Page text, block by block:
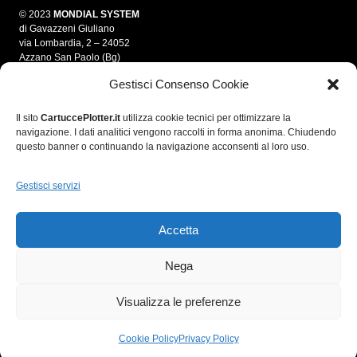
Gestisci Consenso Cookie
Il sito CartuccePlotter.it utilizza cookie tecnici per ottimizzare la
navigazione. I dati analitici vengono raccolti in forma anonima. Chiudendo
questo banner o continuando la navigazione acconsenti al loro uso.
Gestisci servizi
Accetta
Nega
Visualizza le preferenze
Cookie PolicyPrivacy Policy
© 2023 MONDIAL SYSTEM
di Gavazzeni Giuliano
via Lombardia, 2 – 24052
Azzano San Paolo (Bg)
info@mondialsystem.it
Fax 035 4595861
P.IVA 03280700166
C.F. GVZGLN70E05A794A